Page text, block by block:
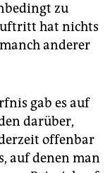
zu
hat nichts
anderer
gab es auf
darüber,
offenbar
auf denen man